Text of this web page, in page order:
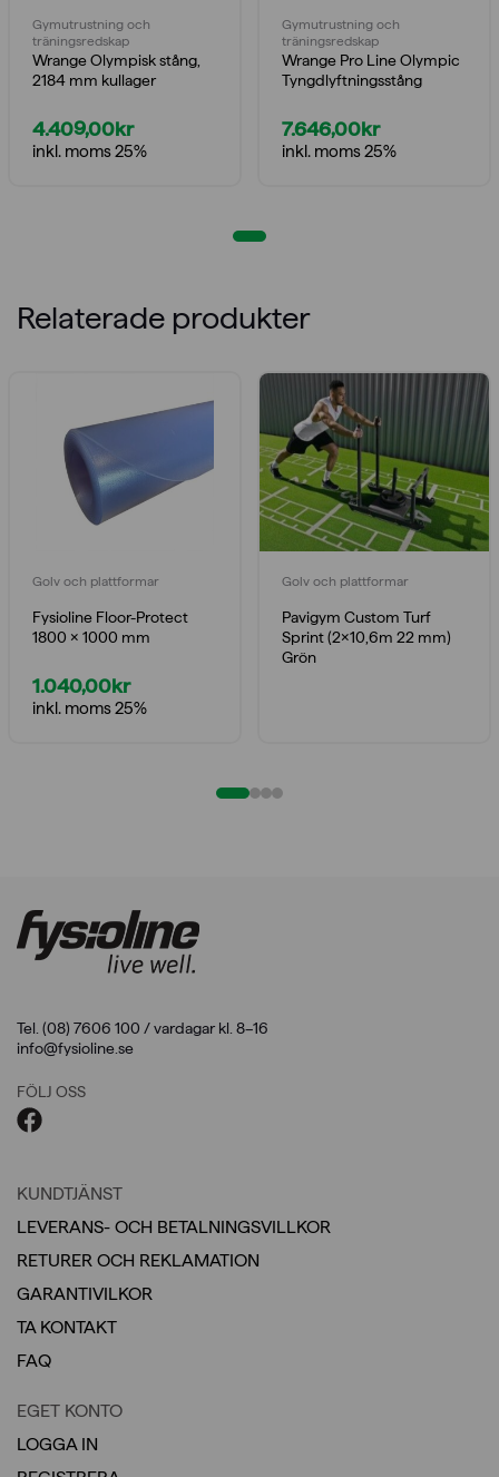
Gymutrustning och
träningsredskap
Wrange Olympisk stång,
2184 mm kullager
4.409,00kr
inkl. moms 25%
Gymutrustning och
träningsredskap
Wrange Pro Line Olympic
Tyngdlyftningsstång
7.646,00kr
inkl. moms 25%
Relaterade produkter
Golv och plattformar
Fysioline Floor-Protect
1800 x 1000 mm
1.040,00kr
inkl. moms 25%
Golv och plattformar
Pavigym Custom Turf
Sprint (2×10,6m 22 mm)
Grön
Tel. (08) 7606 100 / vardagar kl. 8–16
info@fysioline.se
FÖLJ OSS
KUNDTJÄNST
LEVERANS- OCH BETALNINGSVILLKOR
RETURER OCH REKLAMATION
GARANTIVILKOR
TA KONTAKT
FAQ
EGET KONTO
LOGGA IN